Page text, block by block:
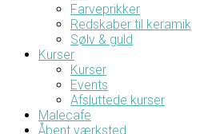
Farveprikker
Redskaber til keramik
Sølv & guld
Kurser
Kurser
Events
Afsluttede kurser
Malecafe
Åbent værksted